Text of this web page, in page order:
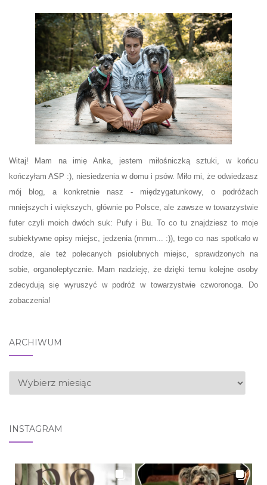
Witaj! Mam na imię Anka, jestem miłośniczką sztuki, w końcu
kończyłam ASP :), niesiedzenia w domu i psów. Miło mi, że odwiedzasz
mój blog, a konkretnie nasz - międzygatunkowy, o podróżach
mniejszych i większych, głównie po Polsce, ale zawsze w towarzystwie
futer czyli moich dwóch suk: Pufy i Bu. To co tu znajdziesz to moje
subiektywne opisy miejsc, jedzenia (mmm... :)), tego co nas spotkało w
drodze, ale też polecanych psiolubnych miejsc, sprawdzonych na
sobie, organoleptycznie. Mam nadzieję, że dzięki temu kolejne osoby
zdecydują się wyruszyć w podróż w towarzystwie czworonoga. Do
zobaczenia!
ARCHIWUM
ARCHIWUM
INSTAGRAM